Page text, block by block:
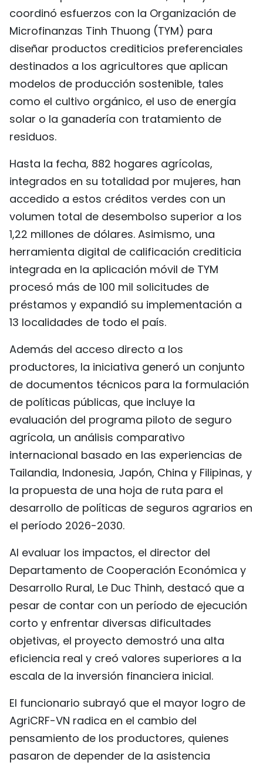
coordinó esfuerzos con la Organización de
Microfinanzas Tinh Thuong (TYM) para
diseñar productos crediticios preferenciales
destinados a los agricultores que aplican
modelos de producción sostenible, tales
como el cultivo orgánico, el uso de energía
solar o la ganadería con tratamiento de
residuos.
Hasta la fecha, 882 hogares agrícolas,
integrados en su totalidad por mujeres, han
accedido a estos créditos verdes con un
volumen total de desembolso superior a los
1,22 millones de dólares. Asimismo, una
herramienta digital de calificación crediticia
integrada en la aplicación móvil de TYM
procesó más de 100 mil solicitudes de
préstamos y expandió su implementación a
13 localidades de todo el país.
Además del acceso directo a los
productores, la iniciativa generó un conjunto
de documentos técnicos para la formulación
de políticas públicas, que incluye la
evaluación del programa piloto de seguro
agrícola, un análisis comparativo
internacional basado en las experiencias de
Tailandia, Indonesia, Japón, China y Filipinas, y
la propuesta de una hoja de ruta para el
desarrollo de políticas de seguros agrarios en
el período 2026-2030.
Al evaluar los impactos, el director del
Departamento de Cooperación Económica y
Desarrollo Rural, Le Duc Thinh, destacó que a
pesar de contar con un período de ejecución
corto y enfrentar diversas dificultades
objetivas, el proyecto demostró una alta
eficiencia real y creó valores superiores a la
escala de la inversión financiera inicial.
El funcionario subrayó que el mayor logro de
AgriCRF-VN radica en el cambio del
pensamiento de los productores, quienes
pasaron de depender de la asistencia